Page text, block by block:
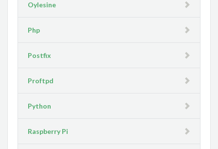
Oylesine
Php
Postfix
Proftpd
Python
Raspberry Pi